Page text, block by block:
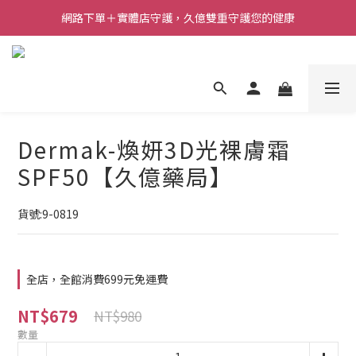
網路下單＋實體店守護，久億雙重守護您的健康
Dermak-煥妍3D光裸膚霜
SPF50【久億藥局】
貨號:9-0819
全店，全館消費699元免運費
NT$679 NT$980
數量